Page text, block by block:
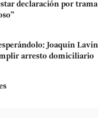
declaración por trama
Joaquín Lavín
arresto domiciliario